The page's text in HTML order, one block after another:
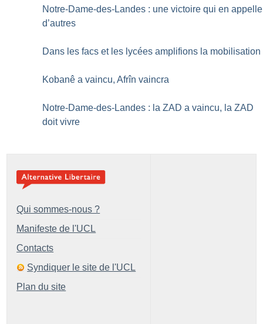
Notre-Dame-des-Landes : une victoire qui en appelle
d’autres
Dans les facs et les lycées amplifions la mobilisation
Kobanê a vaincu, Afrîn vaincra
Notre-Dame-des-Landes : la ZAD a vaincu, la ZAD
doit vivre
Qui sommes-nous ?
Manifeste de l'UCL
Contacts
Syndiquer le site de l'UCL
Plan du site